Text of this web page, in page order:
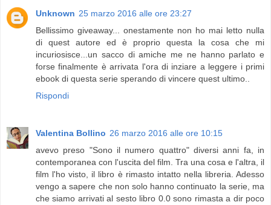
Unknown 25 marzo 2016 alle ore 23:27
Bellissimo giveaway... onestamente non ho mai letto nulla
di quest autore ed è proprio questa la cosa che mi
incuriosisce...un sacco di amiche me ne hanno parlato e
forse finalmente è arrivata l'ora di inziare a leggere i primi
ebook di questa serie sperando di vincere quest ultimo..
Rispondi
Valentina Bollino 26 marzo 2016 alle ore 10:15
avevo preso "Sono il numero quattro" diversi anni fa, in
contemporanea con l'uscita del film. Tra una cosa e l'altra, il
film l'ho visto, il libro è rimasto intatto nella libreria. Adesso
vengo a sapere che non solo hanno continuato la serie, ma
che siamo arrivati al sesto libro 0.0 sono rimasta a dir poco